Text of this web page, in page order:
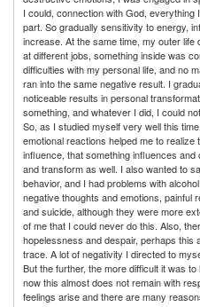
I could, connection with God,
part. So gradually sensitivity to energy,
increase. At the same time, my outer
at different jobs, something inside was
difficulties with my personal life, and no
ran into the same negative result. I
noticeable results in personal
something, and whatever I did, I could
So, as I studied myself very well this
emotional reactions helped me to
influence, that something influences
and transform as well. I also wanted to
behavior, and I had problems with
negative thoughts and emotions, painful
and suicide, although they were more
of me that I could never do this. Also,
hopelessness and despair, perhaps this
trace. A lot of negativity I directed to
But the further, the more difficult it was
now this almost does not remain with
feelings arise and there are many